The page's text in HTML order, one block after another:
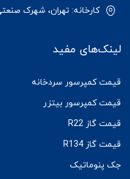
کارخانه: تهران، شهرک صنعتی
لینک‌های مفید
قیمت کمپرسور سردخانه
قیمت کمپرسور بیتزر
قیمت گاز R22
قیمت گاز R134
جک پنوماتیک